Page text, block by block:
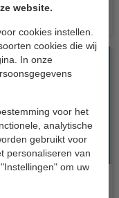
website.
cookies instellen.
cookies die wij
In onze
voor het
analytische
gebruikt voor
personaliseren van
om uw